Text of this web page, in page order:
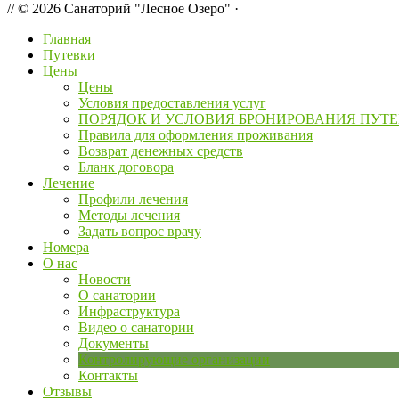
// © 2026 Санаторий "Лесное Озеро" ·
Главная
Путевки
Цены
Цены
Условия предоставления услуг
ПОРЯДОК И УСЛОВИЯ БРОНИРОВАНИЯ
Правила для оформления проживания
Возврат денежных средств
Бланк договора
Лечение
Профили лечения
Методы лечения
Задать вопрос врачу
Номера
О нас
Новости
О санатории
Инфраструктура
Видео о санатории
Документы
Контролирующие организации
Контакты
Отзывы